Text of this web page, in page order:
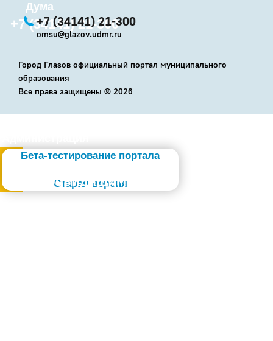
Дума
+7 (34141) 21-300
Бета-тестирование портала
Старая версия
Слабовидящим
+7 (34141) 21-300
omsu@glazov.udmr.ru
Город Глазов официальный портал муниципального
образования
Все права защищены © 2026